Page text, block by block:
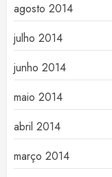
agosto 2014
julho 2014
junho 2014
maio 2014
abril 2014
março 2014